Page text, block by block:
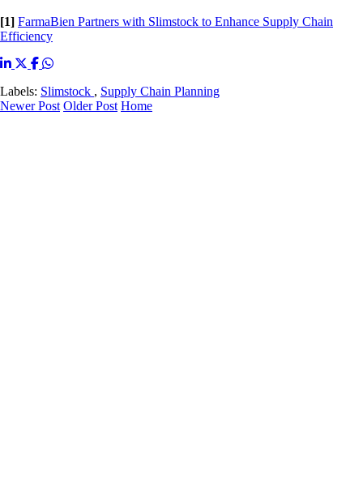
[1] FarmaBien Partners with Slimstock to Enhance Supply Chain
Efficiency
Labels: Slimstock , Supply Chain Planning
Newer Post Older Post Home